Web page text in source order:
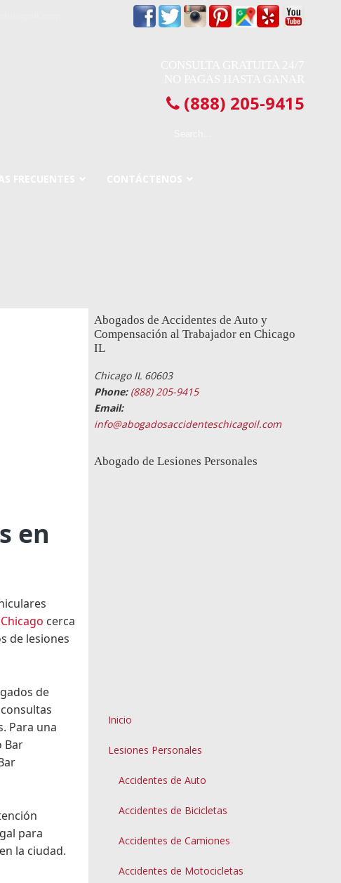
(888) 205-9415
en
cerca
de lesiones
de
Para una
Bar
para
la ciudad.
Abogados de Accidentes de Auto y
Compensación al Trabajador en Chicago
IL
Chicago IL 60603
Phone: (888) 205-9415
Email:
info@abogadosaccidenteschicagoil.com
Abogado de Lesiones Personales
Inicio
Lesiones Personales
Accidentes de Auto
Accidentes de Bicicletas
Accidentes de Camiones
Accidentes de Motocicletas